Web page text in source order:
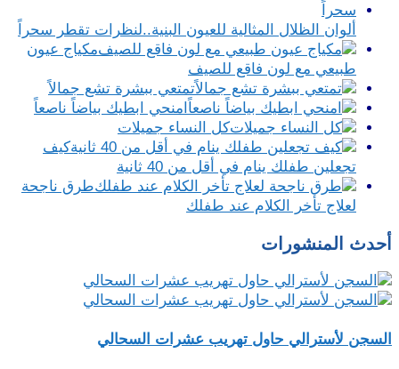
ألوان الظلال المثالية للعيون البنية..لنظرات تقطر سحراً
مكياج عيون
طبيعي مع لون فاقع للصيف
تمتعي ببشرة تشع جمالاً
امنحي ابطيك بياضاً ناصعاً
كل النساء جميلات
كيف
تجعلين طفلك ينام في أقل من 40 ثانية
طرق ناجحة
لعلاج تأخر الكلام عند طفلك
أحدث المنشورات
السجن لأسترالي حاول تهريب عشرات السحالي